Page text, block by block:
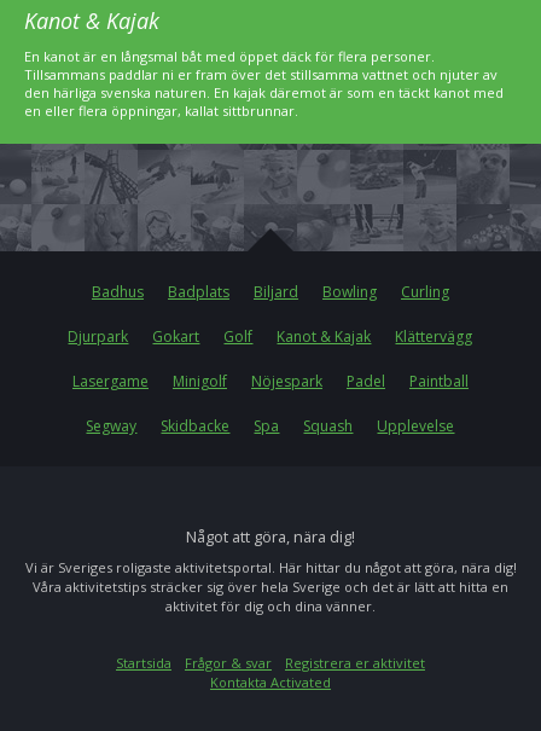
Kanot & Kajak
En kanot är en långsmal båt med öppet däck för flera personer.
Tillsammans paddlar ni er fram över det stillsamma vattnet och njuter av
den härliga svenska naturen. En kajak däremot är som en täckt kanot med
en eller flera öppningar, kallat sittbrunnar.
Badhus Badplats Biljard Bowling Curling
Djurpark Gokart Golf Kanot & Kajak Klättervägg
Lasergame Minigolf Nöjespark Padel Paintball
Segway Skidbacke Spa Squash Upplevelse
Något att göra, nära dig!
Vi är Sveriges roligaste aktivitetsportal. Här hittar du något att göra, nära dig!
Våra aktivitetstips sträcker sig över hela Sverige och det är lätt att hitta en
aktivitet för dig och dina vänner.
Startsida Frågor & svar
Registrera er aktivitet
Kontakta Activated